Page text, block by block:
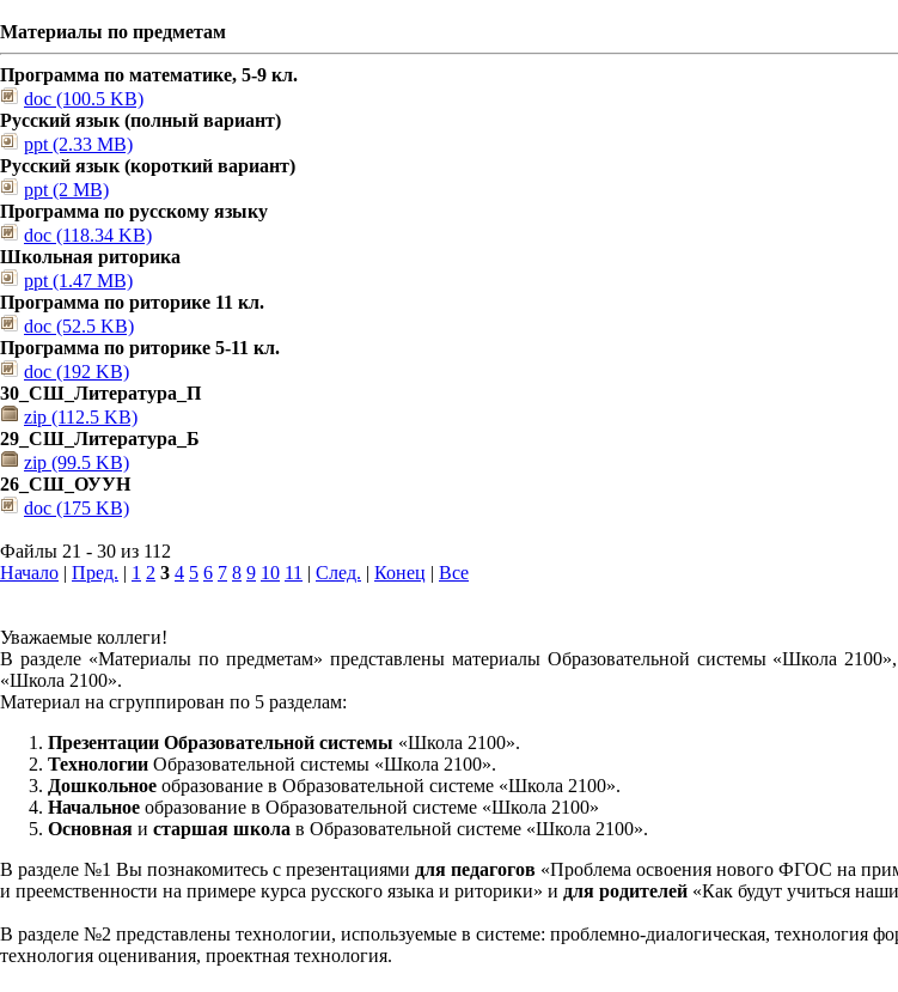
Материалы по предметам
Программа по математике, 5-9 кл.
doc (100.5 KB)
Русский язык (полный вариант)
ppt (2.33 MB)
Русский язык (короткий вариант)
ppt (2 MB)
Программа по русскому языку
doc (118.34 KB)
Школьная риторика
ppt (1.47 MB)
Программа по риторике 11 кл.
doc (52.5 KB)
Программа по риторике 5-11 кл.
doc (192 KB)
30_СШ_Литература_П
zip (112.5 KB)
29_СШ_Литература_Б
zip (99.5 KB)
26_СШ_ОУУН
doc (175 KB)
Файлы 21 - 30 из 112
Начало | Пред. | 1 2 3 4 5 6 7 8 9 10 11 | След. | Конец | Все
Уважаемые коллеги!
В разделе «Материалы по предметам» представлены материалы Образовательной системы «Школа
«Школа 2100».
Материал на сгруппирован по 5 разделам:
Презентации Образовательной системы «Школа 2100».
Технологии Образовательной системы «Школа 2100».
Дошкольное образование в Образовательной системе «Школа 2100».
Начальное образование в Образовательной системе «Школа 2100»
Основная и старшая школа в Образовательной системе «Школа 2100».
В разделе №1 Вы познакомитесь с презентациями для педагогов «Проблема освоения нового ФГОС на
и преемственности на примере курса русского языка и риторики» и для родителей «Как будут учиться
В разделе №2 представлены технологии, используемые в системе: проблемно-диалогическая, технология
технология оценивания, проектная технология.